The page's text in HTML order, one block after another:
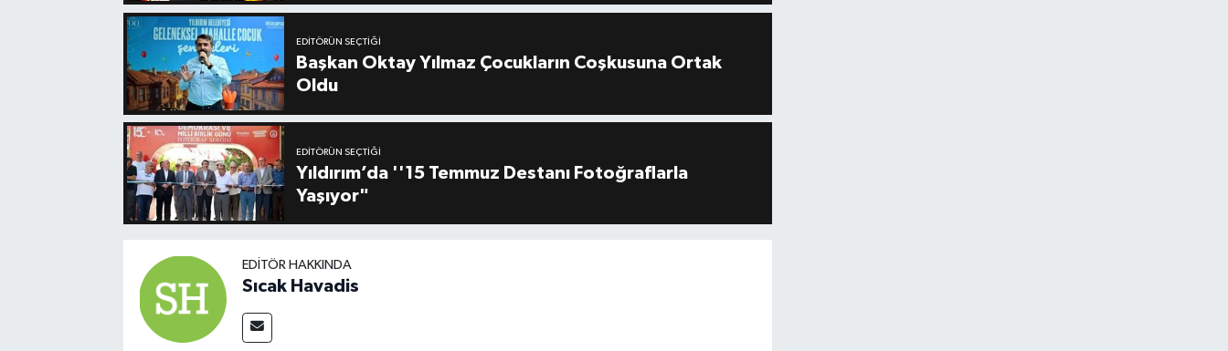
EDITÖRÜN SEÇTIĞI
Başkan Oktay Yılmaz Çocukların Coşkusuna Ortak
Oldu
EDITÖRÜN SEÇTIĞI
Yıldırım’da ''15 Temmuz Destanı Fotoğraflarla
Yaşıyor"
EDITÖR HAKKINDA
Sıcak Havadis